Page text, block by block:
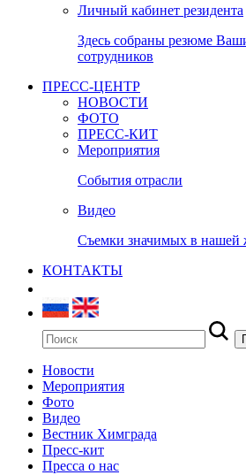
Личный кабинет резидента
Здесь собраны резюме
сотрудников
ПРЕСС-ЦЕНТР
НОВОСТИ
ФОТО
ПРЕСС-КИТ
Мероприятия
События отрасли
Видео
Съемки значимых в нашей
КОНТАКТЫ
Новости
Мероприятия
Фото
Видео
Вестник Химграда
Пресс-кит
Пресса о нас